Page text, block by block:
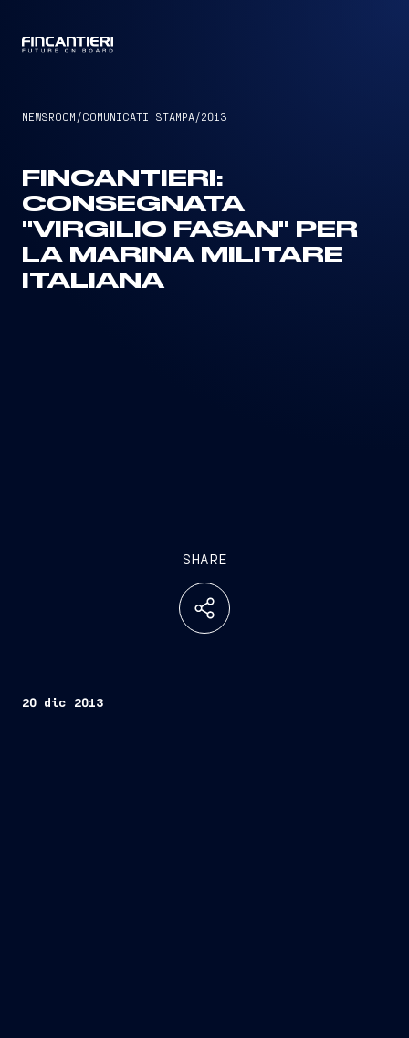
NEWSROOM /COMUNICATI STAMPA/2013
FINCANTIERI:
CONSEGNATA
"VIRGILIO FASAN" PER
LA MARINA MILITARE
ITALIANA
SHARE
20 dic 2013